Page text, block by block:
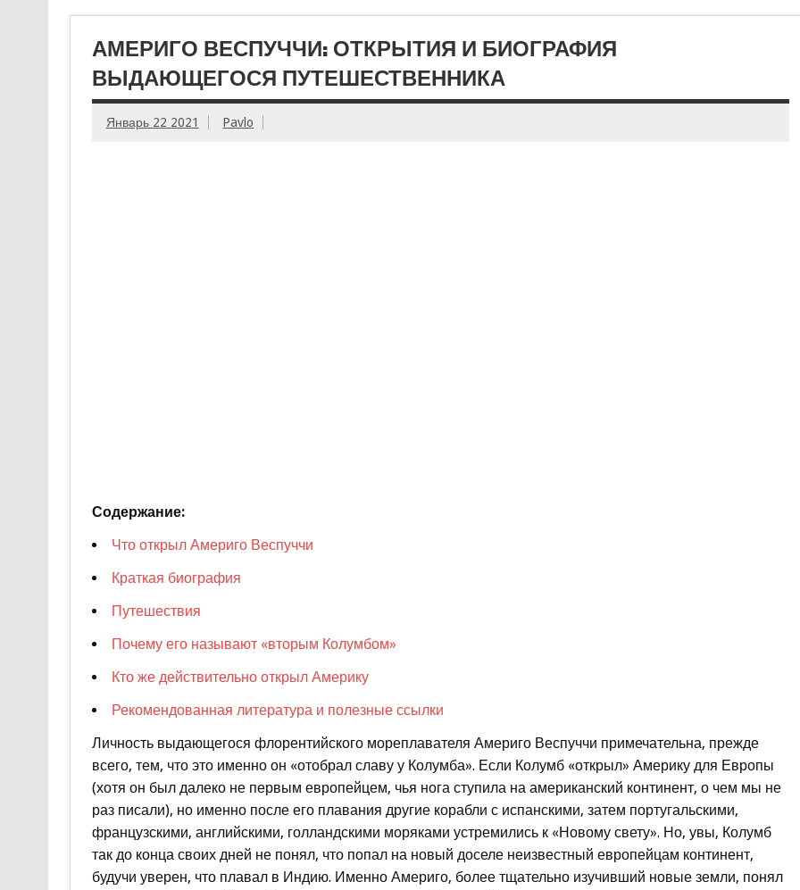
АМЕРИГО ВЕСПУЧЧИ: ОТКРЫТИЯ И БИОГРАФИЯ
ВЫДАЮЩЕГОСЯ ПУТЕШЕСТВЕННИКА
Январь 22 2021 Pavlo
Содержание:
Что открыл Америго Веспуччи
Краткая биография
Путешествия
Почему его называют «вторым Колумбом»
Кто же действительно открыл Америку
Рекомендованная литература и полезные ссылки
Личность выдающегося флорентийского мореплавателя Америго Веспуччи примечательна, прежде
всего, тем, что это именно он «отобрал славу у Колумба». Если Колумб «открыл» Америку для Европы
(хотя он был далеко не первым европейцем, чья нога ступила на американский континент, о чем мы не
раз писали), но именно после его плавания другие корабли с испанскими, затем португальскими,
французскими, английскими, голландскими моряками устремились к «Новому свету». Но, увы, Колумб
так до конца своих дней не понял, что попал на новый доселе неизвестный европейцам континент,
будучи уверен, что плавал в Индию. Именно Америго, более тщательно изучивший новые земли, понял